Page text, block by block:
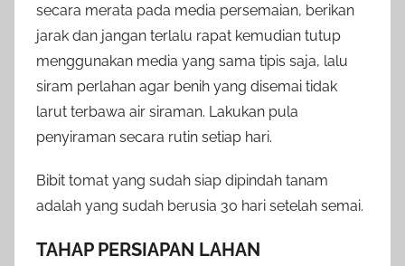
secara merata pada media persemaian, berikan
jarak dan jangan terlalu rapat kemudian tutup
menggunakan media yang sama tipis saja, lalu
siram perlahan agar benih yang disemai tidak
larut terbawa air siraman. Lakukan pula
penyiraman secara rutin setiap hari.
Bibit tomat yang sudah siap dipindah tanam
adalah yang sudah berusia 30 hari setelah semai.
TAHAP PERSIAPAN LAHAN